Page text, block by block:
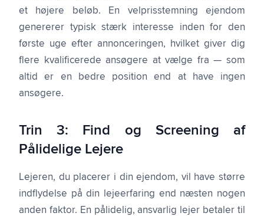
et højere beløb. En velprisstemning ejendom
genererer typisk stærk interesse inden for den
første uge efter annonceringen, hvilket giver dig
flere kvalificerede ansøgere at vælge fra — som
altid er en bedre position end at have ingen
ansøgere.
Trin 3: Find og Screening af
Pålidelige Lejere
Lejeren, du placerer i din ejendom, vil have større
indflydelse på din lejeerfaring end næsten nogen
anden faktor. En pålidelig, ansvarlig lejer betaler til